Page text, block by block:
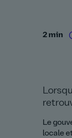
2 min
Le
locale